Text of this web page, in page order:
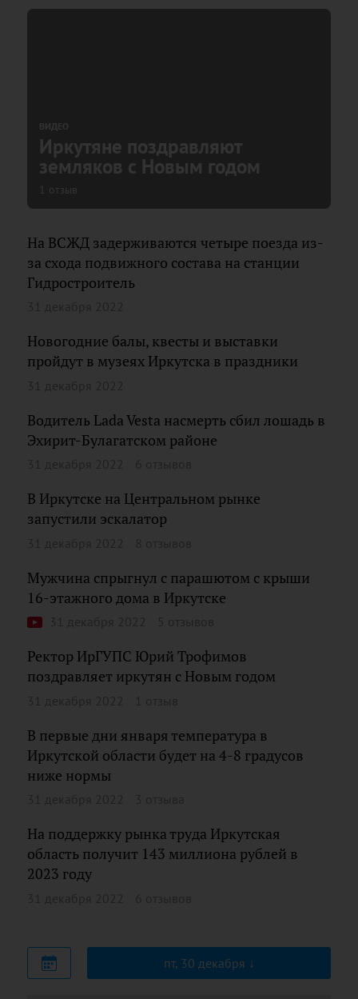
ВИДЕО
Иркутяне поздравляют
земляков с Новым годом
1 отзыв
На ВСЖД задерживаются четыре поезда из-
за схода подвижного состава на станции
Гидростроитель
Новогодние балы, квесты и выставки
пройдут в музеях Иркутска в праздники
Водитель Lada Vesta насмерть сбил лошадь в
Эхирит-Булагатском районе
В Иркутске на Центральном рынке
запустили эскалатор
Мужчина спрыгнул с парашютом с крыши
16-этажного дома в Иркутске
Ректор ИрГУПС Юрий Трофимов
поздравляет иркутян с Новым годом
В первые дни января температура в
Иркутской области будет на 4-8 градусов
ниже нормы
На поддержку рынка труда Иркутская
область получит 143 миллиона рублей в
2023 году
пт, 30 декабря